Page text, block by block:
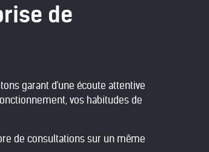
de
garant d'une écoute attentive
vos habitudes de
de consultations sur un même